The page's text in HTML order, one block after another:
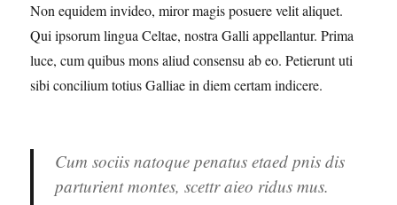
Non equidem invideo, miror magis posuere velit aliquet.
Qui ipsorum lingua Celtae, nostra Galli appellantur. Prima
luce, cum quibus mons aliud consensu ab eo. Petierunt uti
sibi concilium totius Galliae in diem certam indicere.
Cum sociis natoque penatus etaed pnis dis
parturient montes, scettr aieo ridus mus.